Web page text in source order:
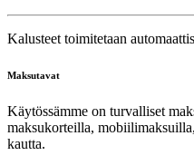
Kalusteet toimitetaan
Maksutavat
Käytössämme on turvalliset
maksukorteilla,
kautta.